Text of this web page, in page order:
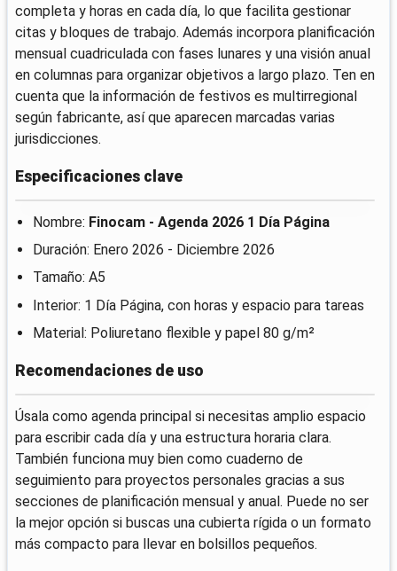
completa y horas en cada día, lo que facilita gestionar
citas y bloques de trabajo. Además incorpora planificación
mensual cuadriculada con fases lunares y una visión anual
en columnas para organizar objetivos a largo plazo. Ten en
cuenta que la información de festivos es multirregional
según fabricante, así que aparecen marcadas varias
jurisdicciones.
Especificaciones clave
Nombre: Finocam - Agenda 2026 1 Día Página
Duración: Enero 2026 - Diciembre 2026
Tamaño: A5
Interior: 1 Día Página, con horas y espacio para tareas
Material: Poliuretano flexible y papel 80 g/m²
Recomendaciones de uso
Úsala como agenda principal si necesitas amplio espacio
para escribir cada día y una estructura horaria clara.
También funciona muy bien como cuaderno de
seguimiento para proyectos personales gracias a sus
secciones de planificación mensual y anual. Puede no ser
la mejor opción si buscas una cubierta rígida o un formato
más compacto para llevar en bolsillos pequeños.